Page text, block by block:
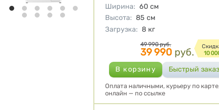
Ширина: 60 см
Высота: 85 см
Загрузка: 8 кг
Цена
49 990 руб.
39 990 руб.
10
Оплата наличными, курьеру по
онлайн — по ссылке